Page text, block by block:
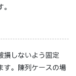
損しないよう固定
す。陳列ケースの場